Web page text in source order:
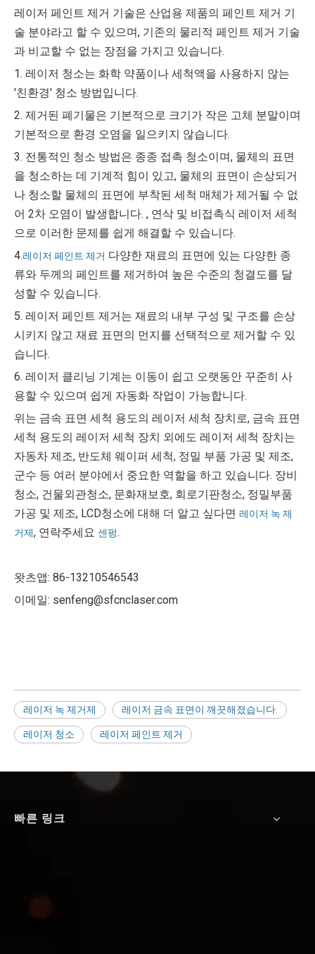
레이저 페인트 제거 기술은 산업용 제품의 페인트 제거 기
술 분야라고 할 수 있으며, 기존의 물리적 페인트 제거 기술
과 비교할 수 없는 장점을 가지고 있습니다.
1. 레이저 청소는 화학 약품이나 세척액을 사용하지 않는
'친환경' 청소 방법입니다.
2. 제거된 폐기물은 기본적으로 크기가 작은 고체 분말이며
기본적으로 환경 오염을 일으키지 않습니다.
3. 전통적인 청소 방법은 종종 접촉 청소이며, 물체의 표면
을 청소하는 데 기계적 힘이 있고, 물체의 표면이 손상되거
나 청소할 물체의 표면에 부착된 세척 매체가 제거될 수 없
어 2차 오염이 발생합니다. , 연삭 및 비접촉식 레이저 세척
으로 이러한 문제를 쉽게 해결할 수 있습니다.
4.레이저 페인트 제거 다양한 재료의 표면에 있는 다양한 종
류와 두께의 페인트를 제거하여 높은 수준의 청결도를 달
성할 수 있습니다.
5. 레이저 페인트 제거는 재료의 내부 구성 및 구조를 손상
시키지 않고 재료 표면의 먼지를 선택적으로 제거할 수 있
습니다.
6. 레이저 클리닝 기계는 이동이 쉽고 오랫동안 꾸준히 사
용할 수 있으며 쉽게 자동화 작업이 가능합니다.
위는 금속 표면 세척 용도의 레이저 세척 장치로, 금속 표면
세척 용도의 레이저 세척 장치 외에도 레이저 세척 장치는
자동차 제조, 반도체 웨이퍼 세척, 정밀 부품 가공 및 제조,
군수 등 여러 분야에서 중요한 역할을 하고 있습니다. 장비
청소, 건물외관청소, 문화재보호, 회로기판청소, 정밀부품
가공 및 제조, LCD청소에 대해 더 알고 싶다면 레이저 녹 제
거제, 연락주세요 센펑.
왓츠앱: 86-13210546543
이메일: senfeng@sfcnclaser.com
레이저 녹 제거제 레이저 금속 표면이 깨끗해졌습니다.
레이저 청소 레이저 페인트 제거
빠른 링크